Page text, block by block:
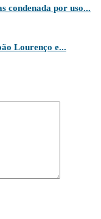
condenada por uso...
Lourenço e...